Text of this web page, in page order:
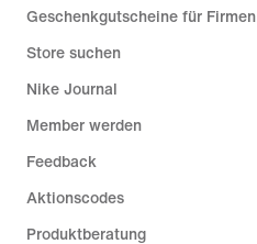
Geschenkgutscheine für Firmen
Store suchen
Nike Journal
Member werden
Feedback
Aktionscodes
Produktberatung